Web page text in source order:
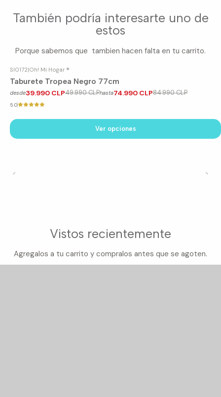
También podría interesarte uno de
estos
Porque sabemos que tambien hacen falta en tu carrito.
-20%
SI0172|Oh! Mi Hogar ®
Taburete Tropea Negro 77cm
desde39.990 CLP49.990 CLPhasta74.990 CLP84.990 CLP
5.0
Ver opciones
Vistos recientemente
Agregalos a tu carrito y compralos antes que se agoten.